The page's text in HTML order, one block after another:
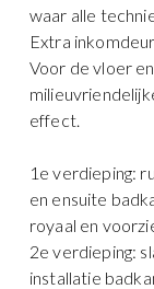
waar alle
Extra
Voor de vloer
effect.
1e verdieping:
en ensuite
royaal en
2e verdieping:
installatie